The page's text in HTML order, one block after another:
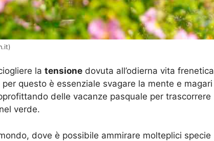
la tensione dovuta all’odierna vita frenetica
per questo è essenziale svagare la mente e magari
delle vacanze pasquale per trascorrere
verde.
dove è possibile ammirare molteplici specie